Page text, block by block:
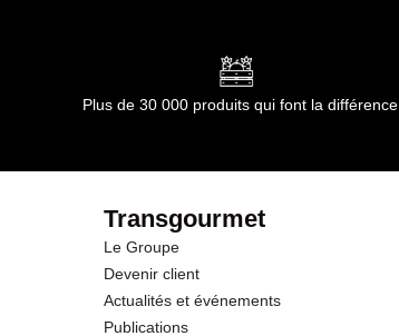
dont Acides gras saturés
dont Sucres
Fibres
Protéines
Plus de 30 000 produits qui font la différence
Transgourmet
Le Groupe
Devenir client
Actualités et événements
Publications